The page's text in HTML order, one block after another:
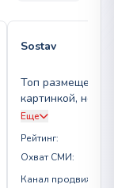
Sostav
Топ размещение
картинкой,
в ленте и
Еще
Рейтинг:
Охват СМИ:
Канал